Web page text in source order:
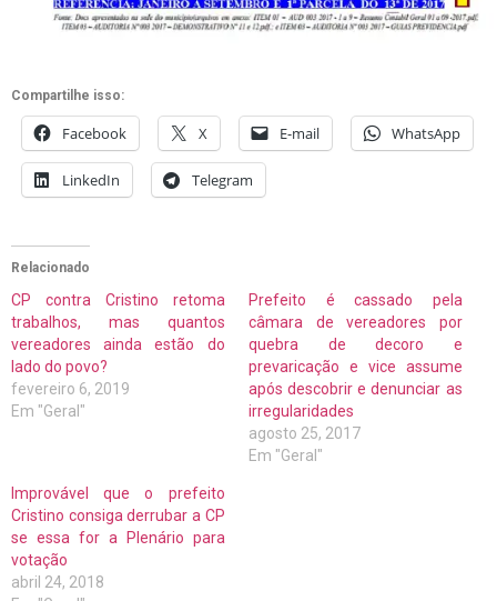
Compartilhe isso:
Facebook X E-mail WhatsApp
LinkedIn Telegram
Relacionado
CP contra Cristino retoma
trabalhos, mas quantos
vereadores ainda estão do
lado do povo?
fevereiro 6, 2019
Em "Geral"
Prefeito é cassado pela
câmara de vereadores por
quebra de decoro e
prevaricação e vice assume
após descobrir e denunciar as
irregularidades
agosto 25, 2017
Em "Geral"
Improvável que o prefeito
Cristino consiga derrubar a CP
se essa for a Plenário para
votação
abril 24, 2018